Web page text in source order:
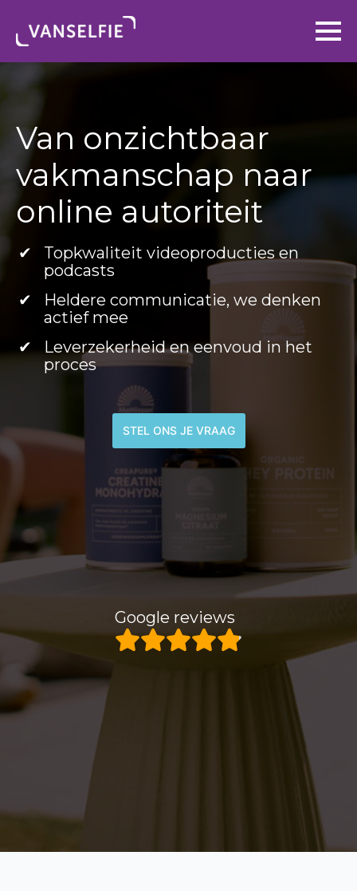
Van onzichtbaar
vakmanschap naar
online autoriteit
Topkwaliteit videoproducties en
podcasts
Heldere communicatie, we denken
actief mee
Leverzekerheid en eenvoud in het
proces
STEL ONS JE VRAAG
Google reviews